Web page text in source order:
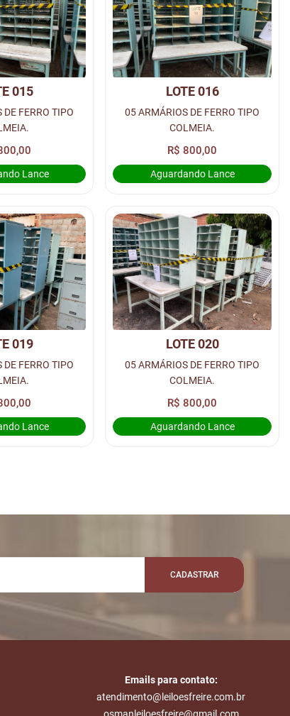
015
FERRO TIPO
Lance
LOTE 016
05 ARMÁRIOS DE FERRO TIPO
COLMEIA.
R$ 800,00
Aguardando Lance
019
FERRO TIPO
Lance
LOTE 020
05 ARMÁRIOS DE FERRO TIPO
COLMEIA.
R$ 800,00
Aguardando Lance
CADASTRAR
Emails para contato:
atendimento@leiloesfreire.com.br
osmanleiloesfreire@gmail.com